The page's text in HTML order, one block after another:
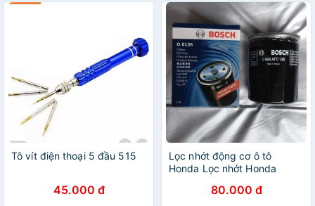
Tô vít điện thoại 5 đầu 515
45.000 đ
Lọc nhớt động cơ ô tô
Honda Lọc nhớt Honda
15400PLC00480.000 đ